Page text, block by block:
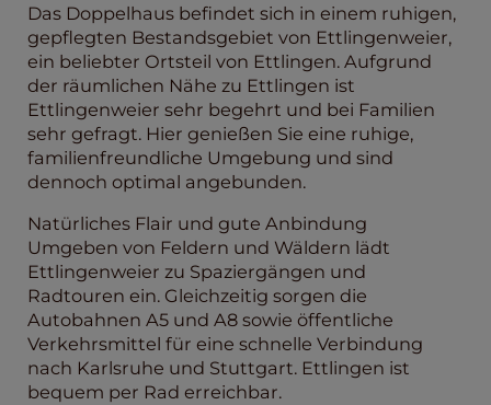
Das Doppelhaus befindet sich in einem ruhigen,
gepflegten Bestandsgebiet von Ettlingenweier,
ein beliebter Ortsteil von Ettlingen. Aufgrund
der räumlichen Nähe zu Ettlingen ist
Ettlingenweier sehr begehrt und bei Familien
sehr gefragt. Hier genießen Sie eine ruhige,
familienfreundliche Umgebung und sind
dennoch optimal angebunden.
Natürliches Flair und gute Anbindung
Umgeben von Feldern und Wäldern lädt
Ettlingenweier zu Spaziergängen und
Radtouren ein. Gleichzeitig sorgen die
Autobahnen A5 und A8 sowie öffentliche
Verkehrsmittel für eine schnelle Verbindung
nach Karlsruhe und Stuttgart. Ettlingen ist
bequem per Rad erreichbar.